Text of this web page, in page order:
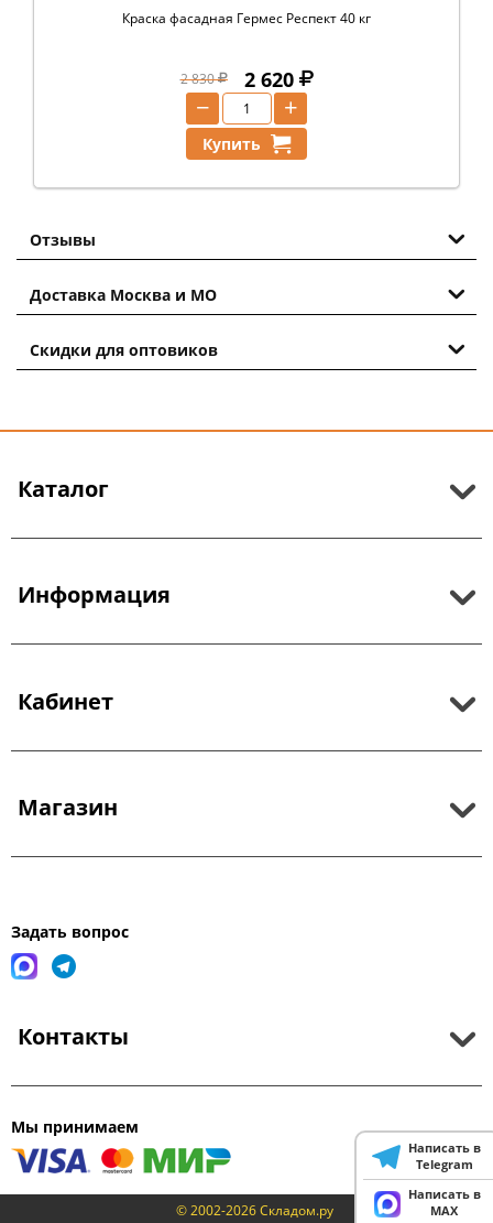
Краска фасадная Гермес Респект 40 кг
2 830 2 620
+
−
Купить
Отзывы
Доставка Москва и МО
Скидки для оптовиков
Каталог
Информация
Кабинет
Магазин
Задать вопрос
Контакты
Мы принимаем
Написать в
Telegram
Написать в
MAX
© 2002-2026 Складом.ру